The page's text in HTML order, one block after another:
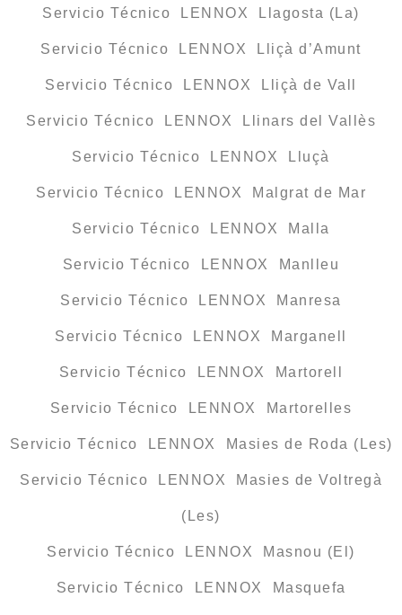
Servicio Técnico LENNOX Llagosta (La)
Servicio Técnico LENNOX Lliçà d’Amunt
Servicio Técnico LENNOX Lliçà de Vall
Servicio Técnico LENNOX Llinars del Vallès
Servicio Técnico LENNOX Lluçà
Servicio Técnico LENNOX Malgrat de Mar
Servicio Técnico LENNOX Malla
Servicio Técnico LENNOX Manlleu
Servicio Técnico LENNOX Manresa
Servicio Técnico LENNOX Marganell
Servicio Técnico LENNOX Martorell
Servicio Técnico LENNOX Martorelles
Servicio Técnico LENNOX Masies de Roda (Les)
Servicio Técnico LENNOX Masies de Voltregà
(Les)
Servicio Técnico LENNOX Masnou (El)
Servicio Técnico LENNOX Masquefa